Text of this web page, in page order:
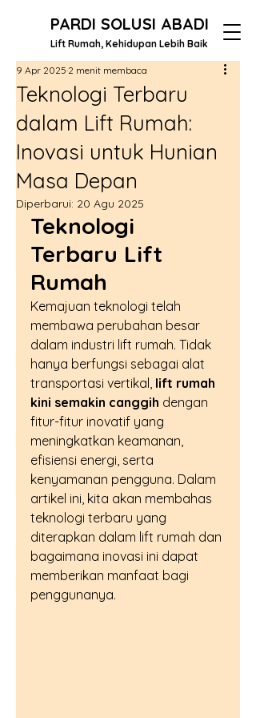
PARDI SOLUSI ABADI
Lift Rumah, Kehidupan Lebih Baik
Teknologi Terbaru
dalam Lift Rumah:
Inovasi untuk Hunian
Masa Depan
9 Apr 2025 2 menit membaca
Diperbarui: 20 Agu 2025
Teknologi
Terbaru Lift
Rumah
Kemajuan teknologi telah
membawa perubahan besar
dalam industri lift rumah. Tidak
hanya berfungsi sebagai alat
transportasi vertikal, lift rumah
kini semakin canggih dengan
fitur-fitur inovatif yang
meningkatkan keamanan,
efisiensi energi, serta
kenyamanan pengguna. Dalam
artikel ini, kita akan membahas
teknologi terbaru yang
diterapkan dalam lift rumah dan
bagaimana inovasi ini dapat
memberikan manfaat bagi
penggunanya.